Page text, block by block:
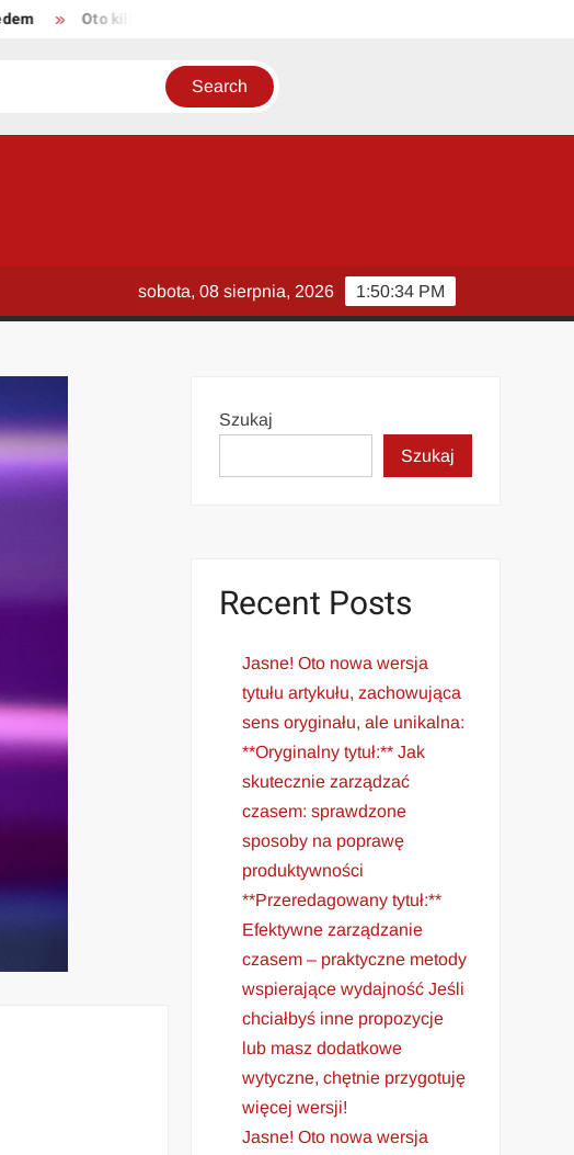
Oto kilka propozycji unikalnych tytułów zachowujących sens oryginału:
1:50:35 PM
sobota, 08 sierpnia, 2026
Szukaj
Szukaj
Recent Posts
Jasne! Oto nowa wersja
tytułu artykułu, zachowująca
sens oryginału, ale unikalna:
**Oryginalny tytuł:** Jak
skutecznie zarządzać
czasem: sprawdzone
sposoby na poprawę
produktywności
**Przeredagowany tytuł:**
Efektywne zarządzanie
czasem – praktyczne metody
wspierające wydajność Jeśli
chciałbyś inne propozycje
lub masz dodatkowe
wytyczne, chętnie przygotuję
więcej wersji!
Jasne! Oto nowa wersja